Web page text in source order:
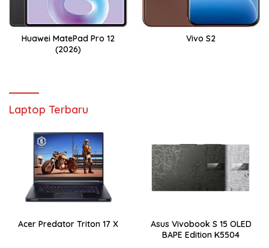
Huawei MatePad Pro 12
(2026)
Vivo S2
Laptop Terbaru
Acer Predator Triton 17 X
Asus Vivobook S 15 OLED
BAPE Edition K5504